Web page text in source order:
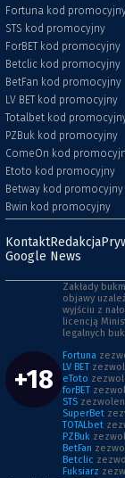
Fortuna kod
STS kod promocyjny
ForBET kod promocyjny
Betclic kod promocyjny
BetFan kod promocyjny
LV BET kod promocyjny
Totalbet kod
PZBuk kod promocyjny
ComeOn kod
Etoto kod promocyjny
Betway kod promocyjny
Bwin kod promocyjny
KontaktRedakcja
Google News
+18
Zakłady
objawy
wyjściu z
licencją
legalnych
Fortuna
LV BET
eToto
forBET
STS
SuperBet
TOTALbet
PZBuk
BetFan
Betclic
Fuksiarz